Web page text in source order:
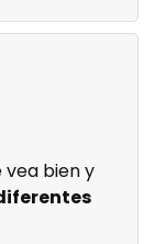
vea bien y